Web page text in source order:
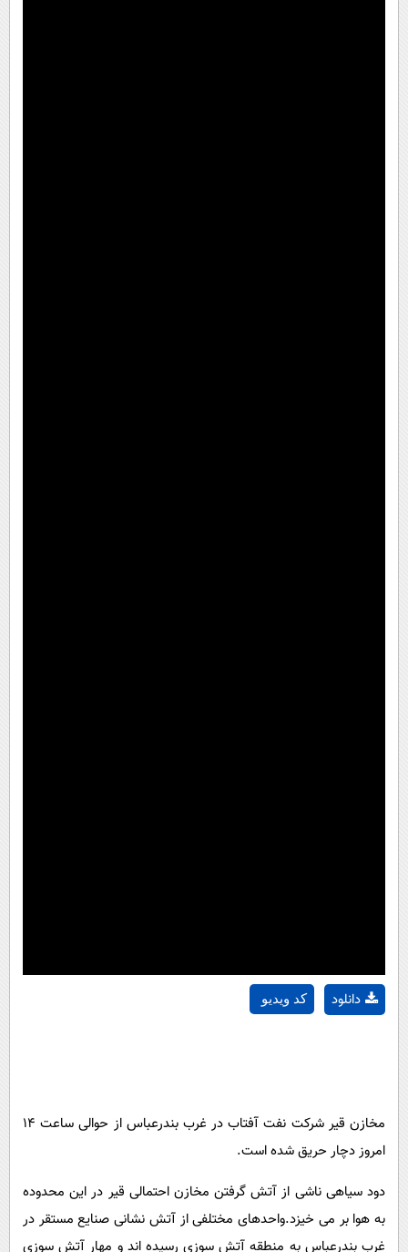
کد ویدیو دانلود
مخازن قیر شرکت نفت آفتاب در غرب بندرعباس از حوالی ساعت ۱۴
امروز دچار حریق شده است.
دود سیاهی ناشی از آتش گرفتن مخازن احتمالی قیر در این محدوده
به هوا بر می خیزد.واحدهای مختلفی از آتش نشانی صنایع مستقر در
غرب بندرعباس به منطقه آتش سوزی رسیده اند و مهار آتش سوزی